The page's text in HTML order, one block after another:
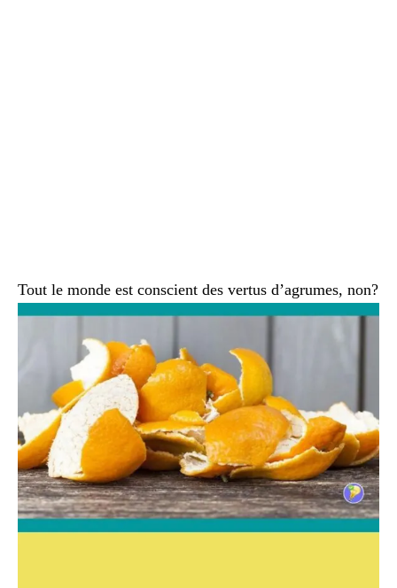
Tout le monde est conscient des vertus d’agrumes, non?